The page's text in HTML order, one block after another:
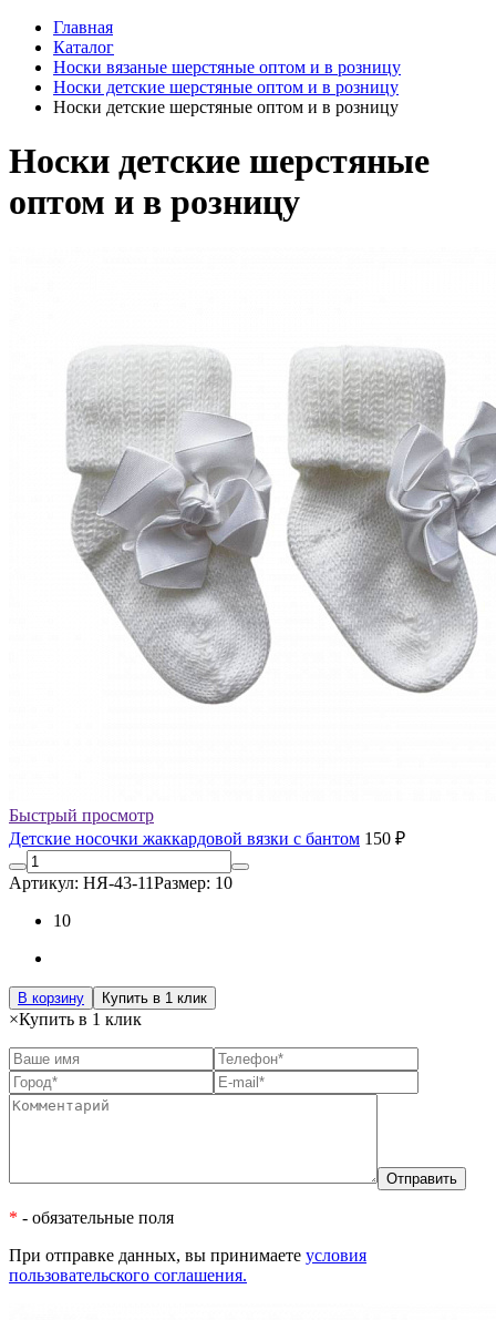
Главная
Каталог
Носки вязаные шерстяные оптом и в розницу
Носки детские шерстяные оптом и в розницу
Носки детские шерстяные оптом и в розницу
Носки детские шерстяные
оптом и в розницу
Быстрый просмотр
Детские носочки жаккардовой вязки с бантом 150 ₽
Артикул: НЯ-43-11Размер: 10
10
В корзину Купить в 1 клик
×Купить в 1 клик
* - обязательные поля
При отправке данных, вы принимаете условия
пользовательского соглашения.